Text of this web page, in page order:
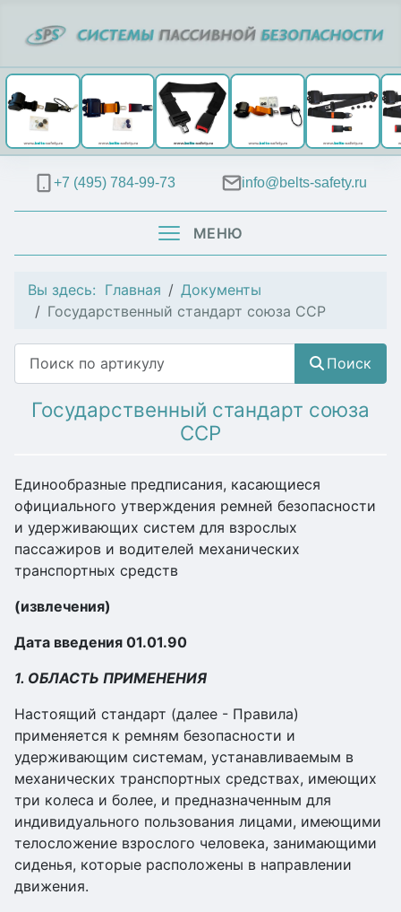
+7 (495) 784-99-73 info@belts-safety.ru
МЕНЮ
Вы здесь: Главная
Документы
Государственный стандарт союза ССР
Поиск
Государственный стандарт союза
ССР
Единообразные предписания, касающиеся
официального утверждения ремней безопасности
и удерживающих систем для взрослых
пассажиров и водителей механических
транспортных средств
(извлечения)
Дата введения 01.01.90
1. ОБЛАСТЬ ПРИМЕНЕНИЯ
Настоящий стандарт (далее - Правила)
применяется к ремням безопасности и
удерживающим системам, устанавливаемым в
механических транспортных средствах, имеющих
три колеса и более, и предназначенным для
индивидуального пользования лицами, имеющими
телосложение взрослого человека, занимающими
сиденья, которые расположены в направлении
движения.